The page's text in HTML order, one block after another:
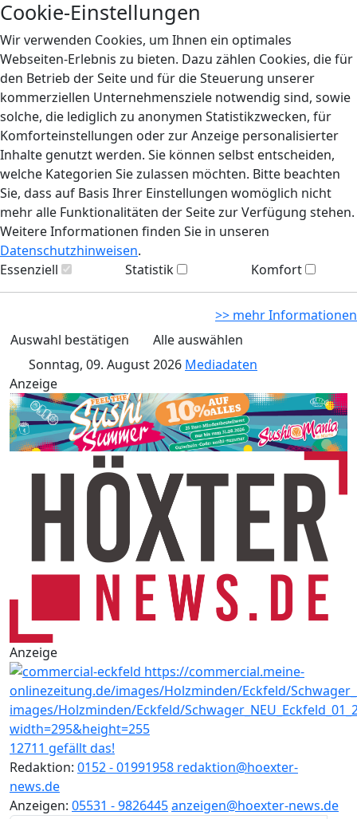
Cookie-Einstellungen
Wir verwenden Cookies, um Ihnen ein optimales
Webseiten-Erlebnis zu bieten. Dazu zählen Cookies, die für
den Betrieb der Seite und für die Steuerung unserer
kommerziellen Unternehmensziele notwendig sind, sowie
solche, die lediglich zu anonymen Statistikzwecken, für
Komforteinstellungen oder zur Anzeige personalisierter
Inhalte genutzt werden. Sie können selbst entscheiden,
welche Kategorien Sie zulassen möchten. Bitte beachten
Sie, dass auf Basis Ihrer Einstellungen womöglich nicht
mehr alle Funktionalitäten der Seite zur Verfügung stehen.
Weitere Informationen finden Sie in unseren
Datenschutzhinweisen.
Essenziell
Statistik Komfort
>> mehr Informationen
Auswahl bestätigen
Alle auswählen
Sonntag, 09. August 2026 Mediadaten
Anzeige
Anzeige
12711 gefällt das!
Redaktion: 0152 - 01991958 redaktion@hoexter-
news.de
Anzeigen: 05531 - 9826445anzeigen@hoexter-news.de